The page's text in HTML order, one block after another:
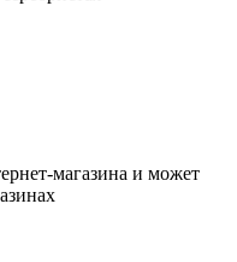
магазина и может